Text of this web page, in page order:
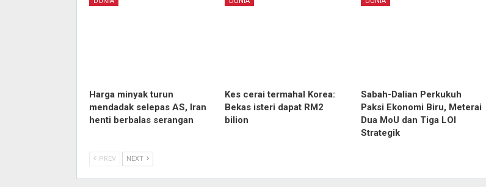
Harga minyak turun
mendadak selepas AS, Iran
henti berbalas serangan
Kes cerai termahal Korea:
Bekas isteri dapat RM2
bilion
Sabah-Dalian Perkukuh
Paksi Ekonomi Biru, Meterai
Dua MoU dan Tiga LOI
Strategik
PREV NEXT